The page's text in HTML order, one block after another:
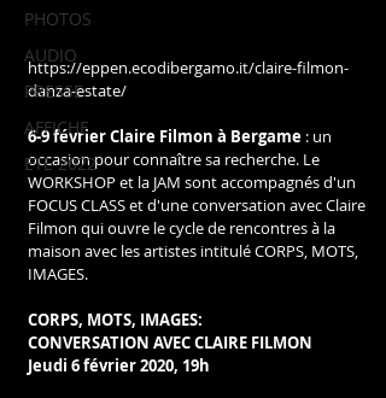
PHOTOS
AUDIO
PRESSE
AFFICHE
ETE 2022
https://eppen.ecodibergamo.it/claire-filmon-
danza-estate/
6-9 février Claire Filmon à Bergame : un
occasion pour connaître sa recherche. Le
WORKSHOP et la JAM sont accompagnés d'un
FOCUS CLASS et d'une conversation avec Claire
Filmon qui ouvre le cycle de rencontres à la
maison avec les artistes intitulé CORPS, MOTS,
IMAGES.
CORPS, MOTS, IMAGES:
CONVERSATION AVEC CLAIRE FILMON
Jeudi 6 février 2020, 19h